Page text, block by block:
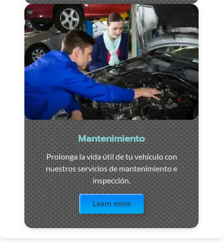
Mantenimiento
Prolonga la vida útil de tu vehículo con
nuestros servicios de mantenimiento e
inspección.
Learn more